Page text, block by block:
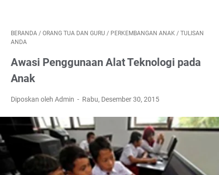
BERANDA / ORANG TUA DAN GURU / PERKEMBANGAN ANAK / TULISAN
ANDA
Awasi Penggunaan Alat Teknologi pada
Anak
Diposkan oleh Admin Rabu, Desember 30, 2015